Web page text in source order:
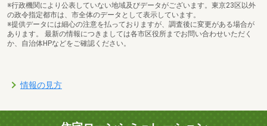
※行政機関により公表していない地域及びデータがございます。東京23区以外
の政令指定都市は、市全体のデータとして表示しています。
※提供データには細心の注意を払っておりますが、調査後に変更がある場合が
あります。 最新の情報につきましては各市区役所までお問い合わせいただく
か、自治体HPなどをご確認ください。
情報の見方